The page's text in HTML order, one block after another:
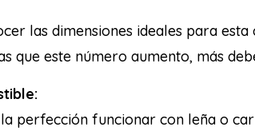
las dimensiones ideales para
que este número aumento, más
perfección funcionar con leña o